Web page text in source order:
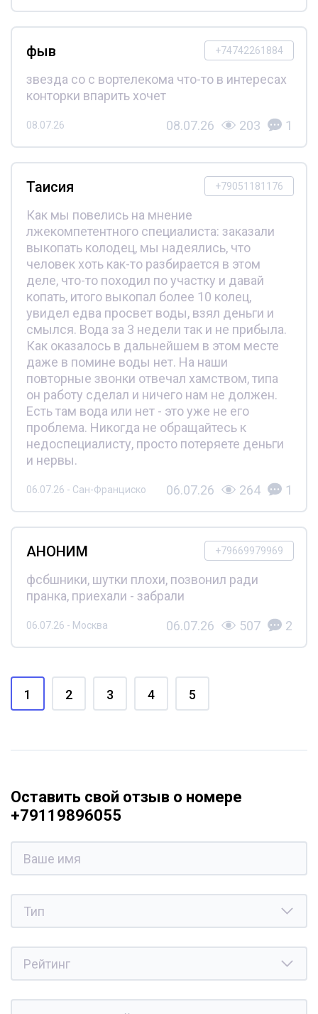
+74742261884
фыв
звезда со с вортелекома что-то в интересах
конторки впарить хочет
08.07.26 08.07.26 203 1
+79051181176
Таисия
Как мы повелись на мнение
лжекомпетентного специалиста: заказали
выкопать колодец, мы надеялись, что
человек хоть как-то разбирается в этом
деле, что-то походил по участку и давай
копать, итого выкопал более 10 колец,
увидел едва просвет воды, взял деньги и
смылся. Вода за 3 недели так и не прибыла.
Как оказалось в дальнейшем в этом месте
даже в помине воды нет. На наши
повторные звонки отвечал хамством, типа
он работу сделал и ничего нам не должен.
Есть там вода или нет - это уже не его
проблема. Никогда не обращайтесь к
недоспециалисту, просто потеряете деньги
и нервы.
06.07.26 - Сан-Франциско 06.07.26 264 1
+79669979969
АНОНИМ
фсбшники, шутки плохи, позвонил ради
пранка, приехали - забрали
06.07.26 - Москва 06.07.26 507 2
1 2 3 4 5
Оставить свой отзыв о номере
+79119896055